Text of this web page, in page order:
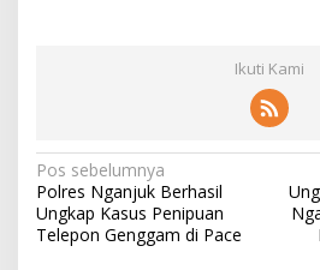
Ikuti Kami
N
a
v
Pos sebelumnya
Polres Nganjuk Berhasil
Ungkap Kasus Penipuan
Telepon Genggam di Pace